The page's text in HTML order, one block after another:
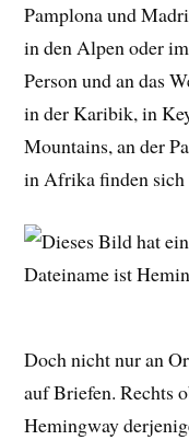
Pamplona und
in den Alpen oder
Person und an das
in der Karibik, in
Mountains, an der
in Afrika finden
Doch nicht nur an
auf Briefen. Rechts
Hemingway